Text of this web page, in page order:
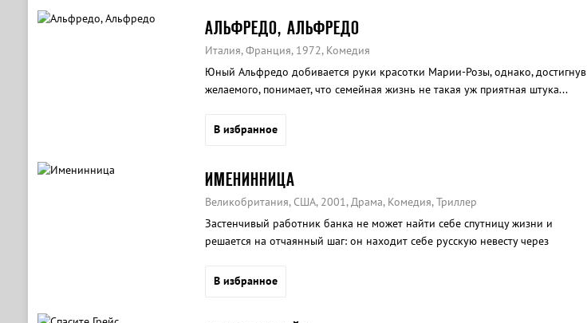
АЛЬФРЕДО, АЛЬФРЕДО
Италия, Франция, 1972, Комедия
Юный Альфредо добивается руки красотки Марии-Розы, однако, достигнув
желаемого, понимает, что семейная жизнь не такая уж приятная штука...
В избранное
ИМЕНИННИЦА
Великобритания, США, 2001, Драма, Комедия, Триллер
Застенчивый работник банка не может найти себе спутницу жизни и
решается на отчаянный шаг: он находит себе русскую невесту через
В избранное